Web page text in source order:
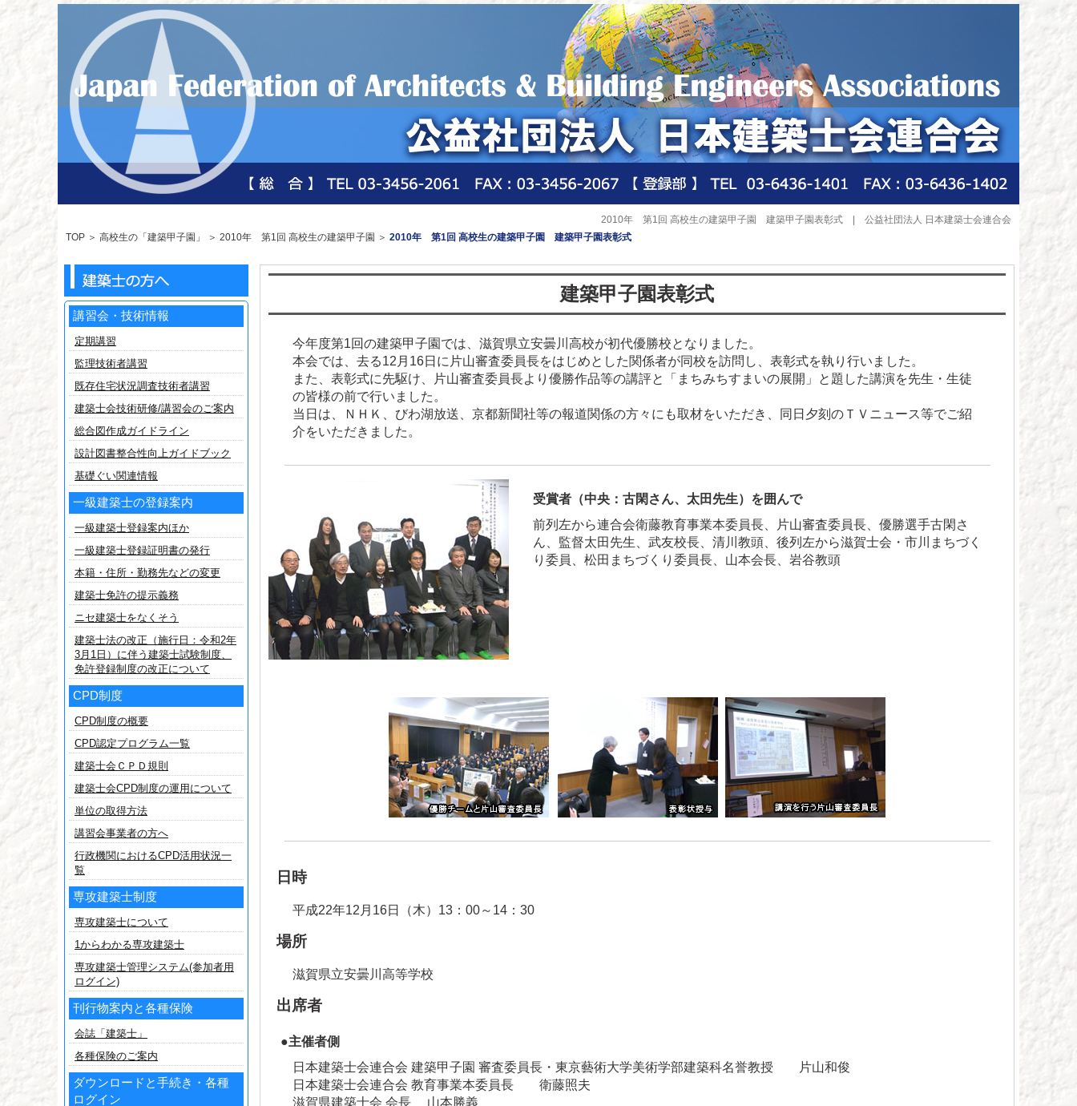
2010年 第1回 高校生の建築甲子園 建築甲子園表彰式 | 公益社団法人 日本建築士会連合会
TOP ＞ 高校生の「建築甲子園」 ＞ 2010年 第1回 高校生の建築甲子園 ＞ 2010年 第1回 高校生の建築甲子園 建築甲子園表彰式
建築甲子園表彰式
今年度第1回の建築甲子園では、滋賀県立安曇川高校が初代優勝校となりました。
本会では、去る12月16日に片山審査委員長をはじめとした関係者が同校を訪問し、表彰式を執り行いました。
また、表彰式に先駆け、片山審査委員長より優勝作品等の講評と「まちみちすまいの展開」と題した講演を先生・生徒
の皆様の前で行いました。
当日は、ＮＨＫ、びわ湖放送、京都新聞社等の報道関係の方々にも取材をいただき、同日夕刻のＴＶニュース等でご紹
介をいただきました。
受賞者（中央：古閑さん、太田先生）を囲んで
前列左から連合会衛藤教育事業本委員長、片山審査委員長、優勝選手古閑さ
ん、監督太田先生、武友校長、清川教頭、後列左から滋賀士会・市川まちづく
り委員、松田まちづくり委員長、山本会長、岩谷教頭
日時
平成22年12月16日（木）13：00～14：30
場所
滋賀県立安曇川高等学校
出席者
●主催者側
日本建築士会連合会 建築甲子園 審査委員長・東京藝術大学美術学部建築科名誉教授 片山和俊
日本建築士会連合会 教育事業本委員長 衛藤照夫
滋賀県建築士会 会長 山本勝義
講習会・技術情報
定期講習
監理技術者講習
既存住宅状況調査技術者講習
建築士会技術研修/講習会のご案内
総合図作成ガイドライン
設計図書整合性向上ガイドブック
基礎ぐい関連情報
一級建築士の登録案内
一級建築士登録案内ほか
一級建築士登録証明書の発行
本籍・住所・勤務先などの変更
建築士免許の提示義務
ニセ建築士をなくそう
建築士法の改正（施行日：令和2年
3月1日）に伴う建築士試験制度、
免許登録制度の改正について
CPD制度
CPD制度の概要
CPD認定プログラム一覧
建築士会ＣＰＤ規則
建築士会CPD制度の運用について
単位の取得方法
講習会事業者の方へ
行政機関におけるCPD活用状況一
覧
専攻建築士制度
専攻建築士について
1からわかる専攻建築士
専攻建築士管理システム(参加者用
ログイン)
刊行物案内と各種保険
会誌「建築士」
各種保険のご案内
ダウンロードと手続き・各種
ログイン